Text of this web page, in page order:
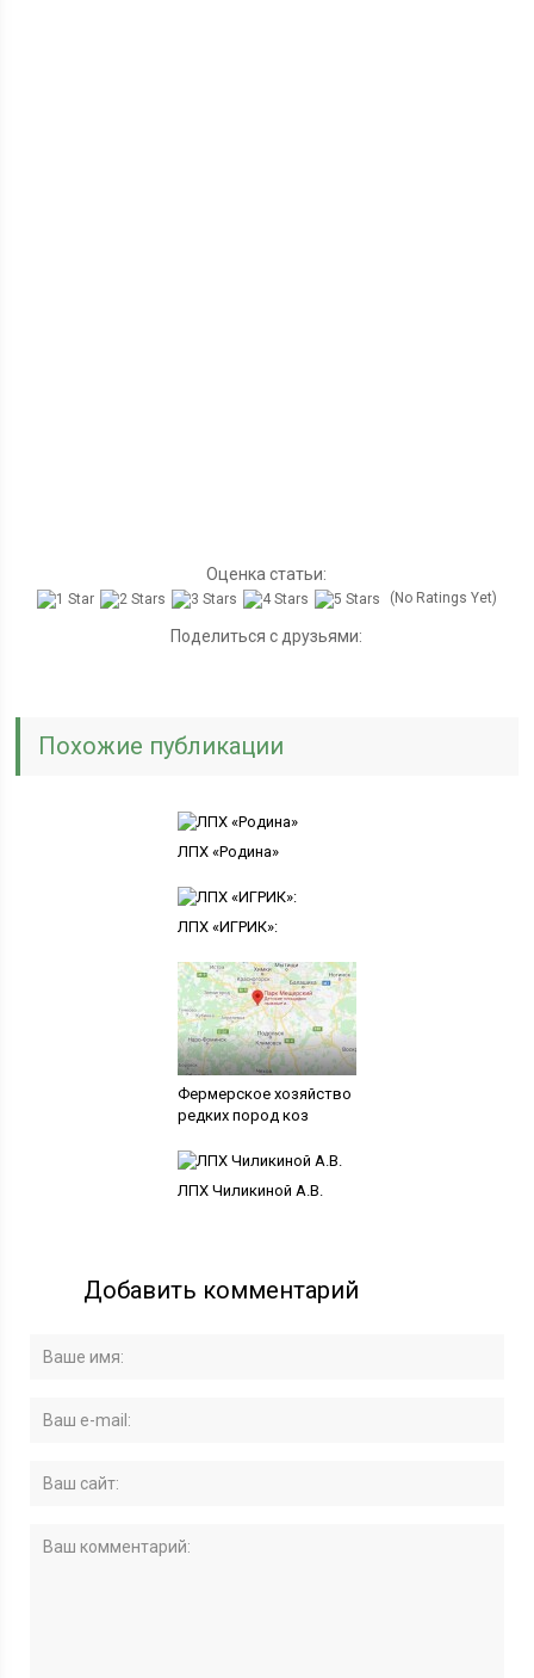
Оценка статьи:
(No Ratings Yet)
Поделиться с друзьями:
Похожие публикации
ЛПХ «Родина»
ЛПХ «ИГРИК»:
Фермерское хозяйство
редких пород коз
ЛПХ Чиликиной А.В.
Добавить комментарий